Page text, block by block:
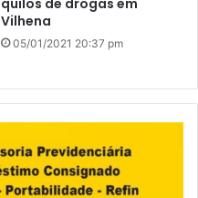
Vilhena
05/01/2021 20:37 pm